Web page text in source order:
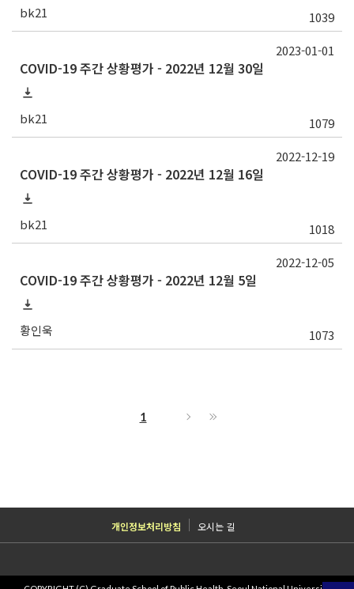
bk21 1039
COVID-19 주간 상황평가 - 2022년 12월 30일
bk21 1079
2023-01-01
COVID-19 주간 상황평가 - 2022년 12월 16일
bk21 1018
2022-12-19
COVID-19 주간 상황평가 - 2022년 12월 5일
황인욱 1073
2022-12-05
1
개인정보처리방침 오시는 길